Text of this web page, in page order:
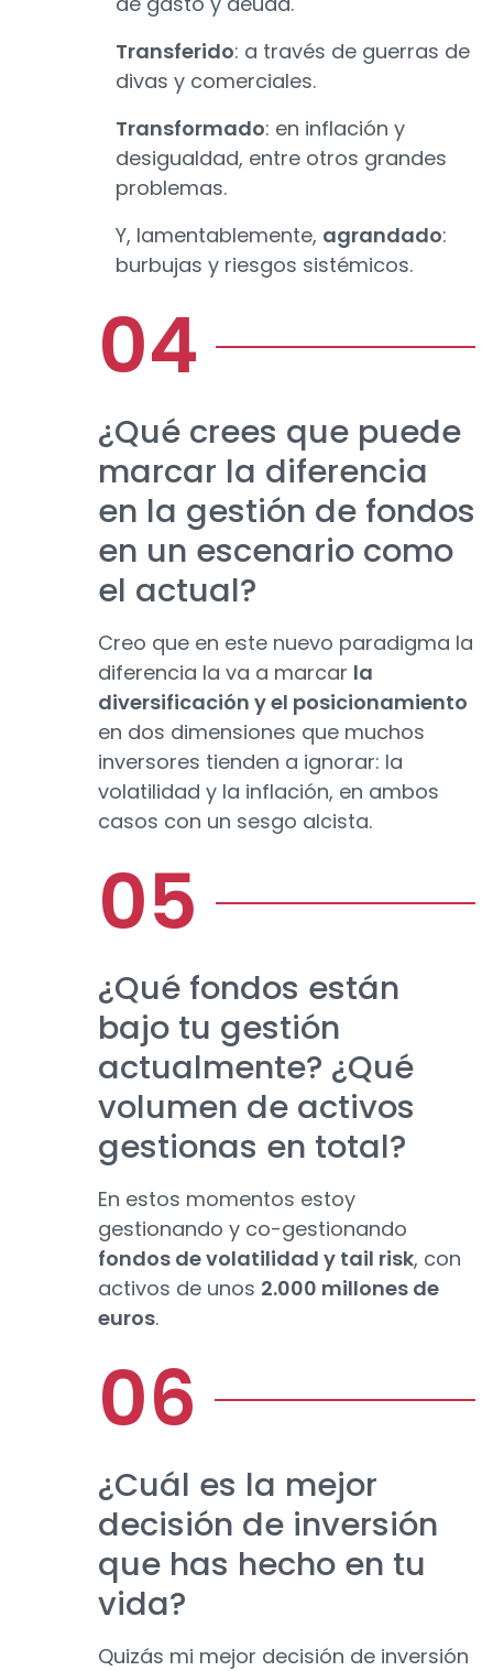
Transferido: a través de guerras de
divas y comerciales.
Transformado: en inflación y
desigualdad, entre otros grandes
problemas.
Y, lamentablemente, agrandado:
burbujas y riesgos sistémicos.
¿Qué crees que puede
marcar la diferencia
en la gestión de fondos
en un escenario como
el actual?
Creo que en este nuevo paradigma la
diferencia la va a marcar la
diversificación y el posicionamiento
en dos dimensiones que muchos
inversores tienden a ignorar: la
volatilidad y la inflación, en ambos
casos con un sesgo alcista.
¿Qué fondos están
bajo tu gestión
actualmente? ¿Qué
volumen de activos
gestionas en total?
En estos momentos estoy
gestionando y co-gestionando
fondos de volatilidad y tail risk, con
activos de unos 2.000 millones de
euros.
¿Cuál es la mejor
decisión de inversión
que has hecho en tu
vida?
Quizás mi mejor decisión de inversión